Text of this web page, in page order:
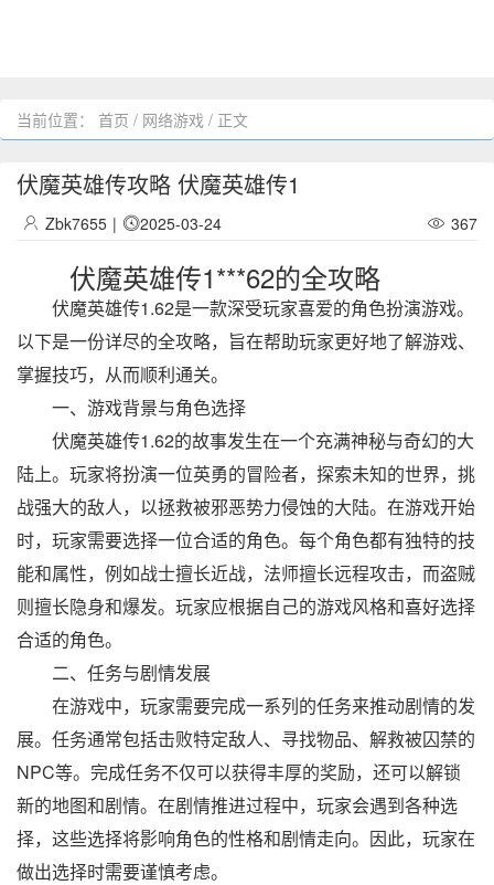
当前位置： 首页 / 网络游戏 / 正文
伏魔英雄传攻略 伏魔英雄传1
Zbk7655 | 2025-03-24 367
伏魔英雄传1***62的全攻略
伏魔英雄传1.62是一款深受玩家喜爱的角色扮演游戏。
以下是一份详尽的全攻略，旨在帮助玩家更好地了解游戏、
掌握技巧，从而顺利通关。
一、游戏背景与角色选择
伏魔英雄传1.62的故事发生在一个充满神秘与奇幻的大
陆上。玩家将扮演一位英勇的冒险者，探索未知的世界，挑
战强大的敌人，以拯救被邪恶势力侵蚀的大陆。在游戏开始
时，玩家需要选择一位合适的角色。每个角色都有独特的技
能和属性，例如战士擅长近战，法师擅长远程攻击，而盗贼
则擅长隐身和爆发。玩家应根据自己的游戏风格和喜好选择
合适的角色。
二、任务与剧情发展
在游戏中，玩家需要完成一系列的任务来推动剧情的发
展。任务通常包括击败特定敌人、寻找物品、解救被囚禁的
NPC等。完成任务不仅可以获得丰厚的奖励，还可以解锁
新的地图和剧情。在剧情推进过程中，玩家会遇到各种选
择，这些选择将影响角色的性格和剧情走向。因此，玩家在
做出选择时需要谨慎考虑。